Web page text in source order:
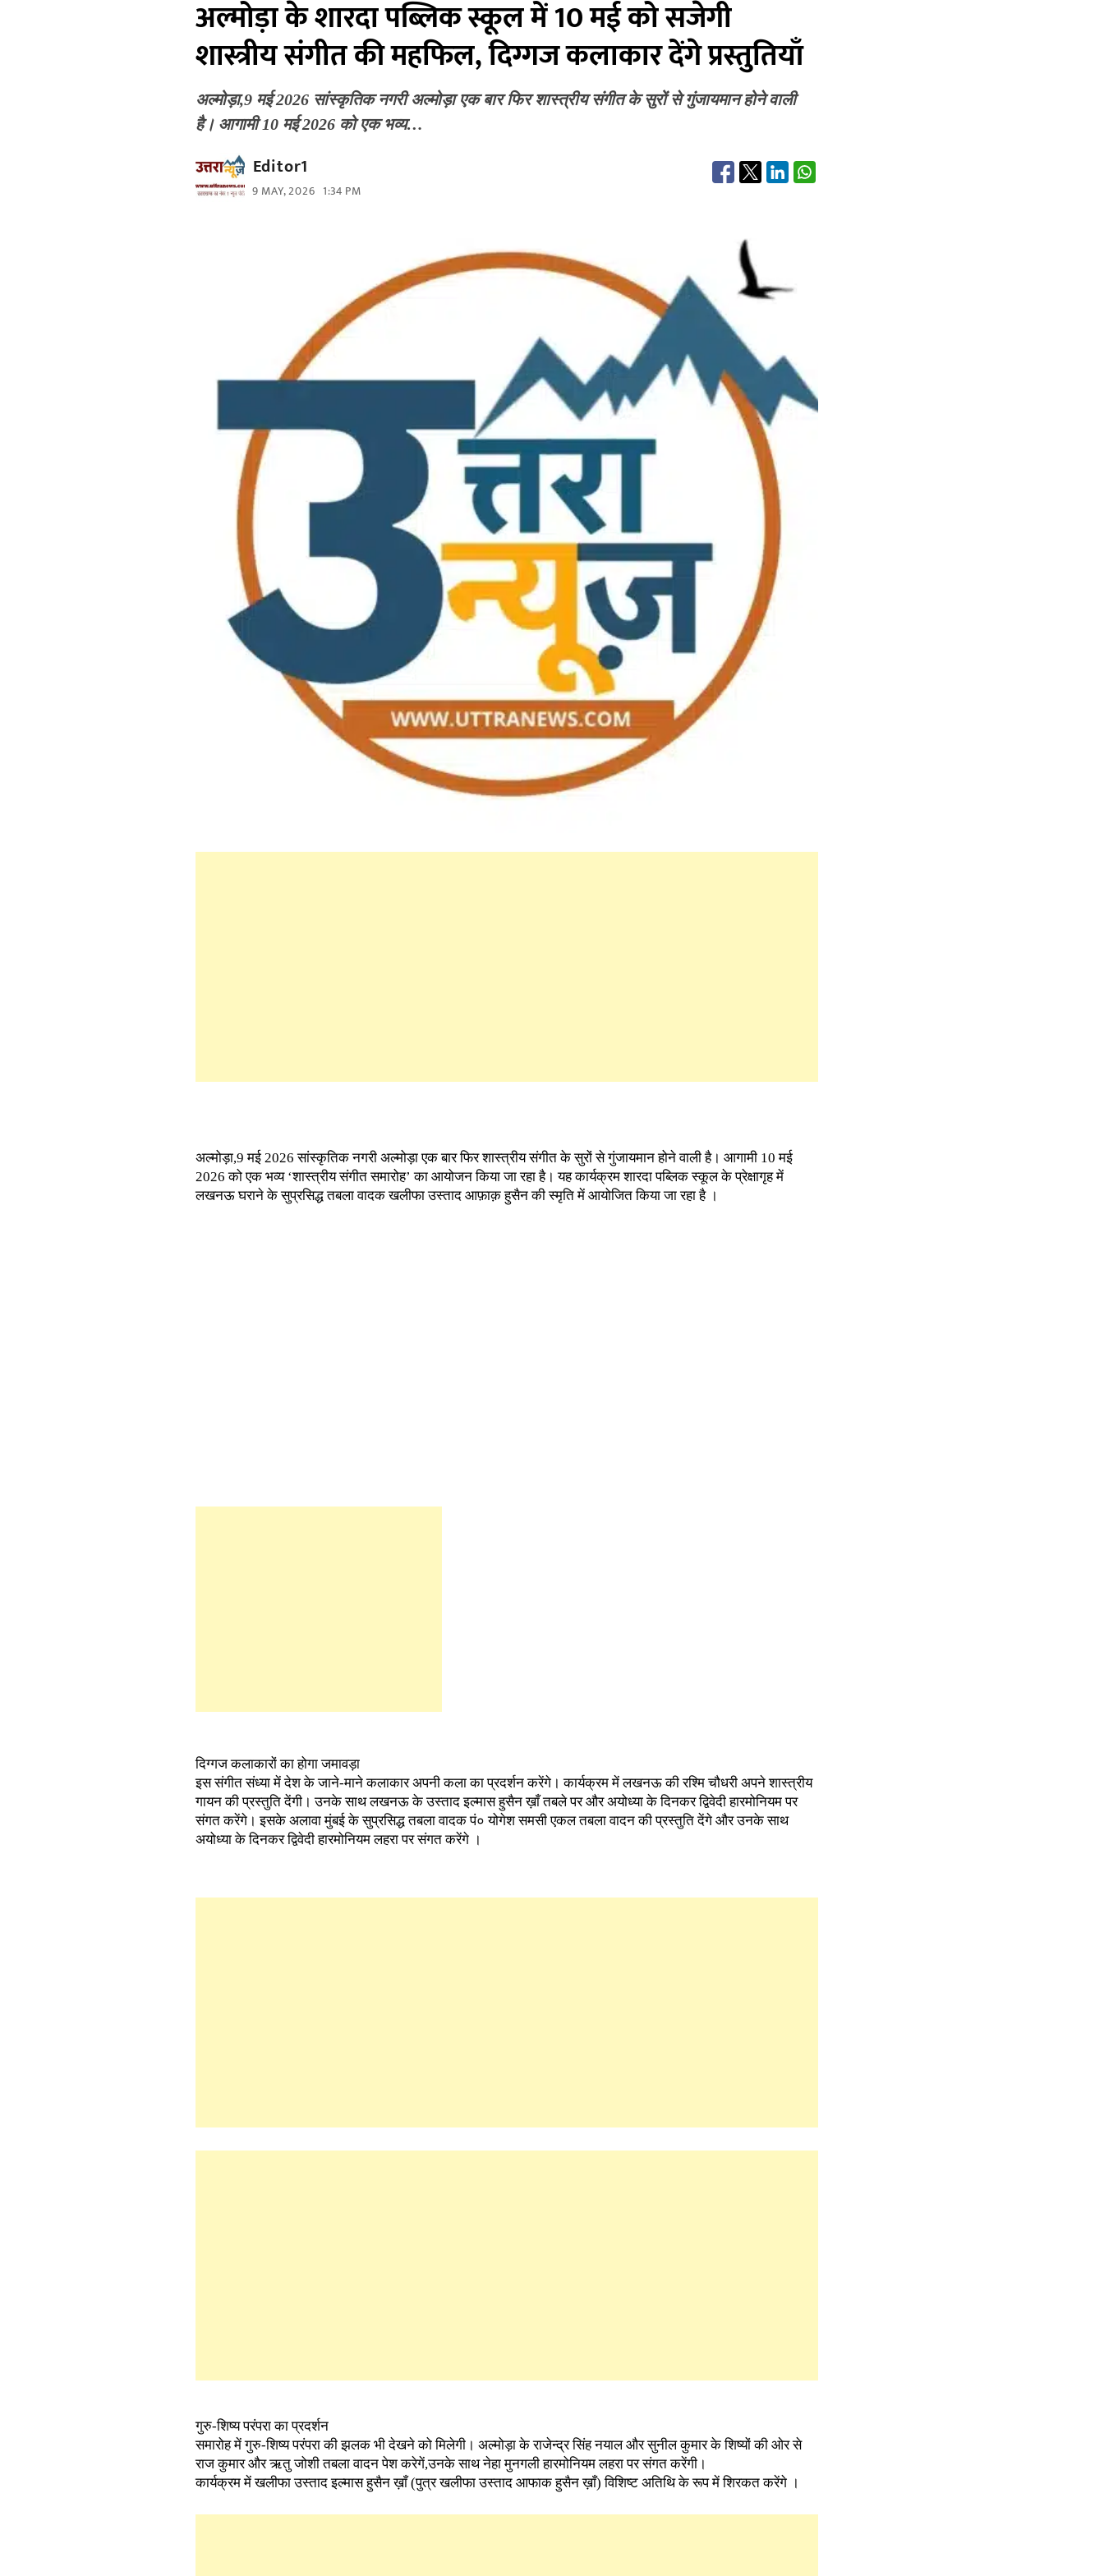
अल्मोड़ा के शारदा पब्लिक स्कूल में 10 मई को सजेगी
शास्त्रीय संगीत की महफिल, दिग्गज कलाकार देंगे प्रस्तुतियाँ
अल्मोड़ा,9 मई 2026 सांस्कृतिक नगरी अल्मोड़ा एक बार फिर शास्त्रीय संगीत के सुरों से गुंजायमान होने वाली
है। आगामी 10 मई 2026 को एक भव्य…
Editor1
9 MAY, 2026 1:34 PM
अल्मोड़ा,9 मई 2026 सांस्कृतिक नगरी अल्मोड़ा एक बार फिर शास्त्रीय संगीत के सुरों से गुंजायमान होने वाली है। आगामी 10 मई
2026 को एक भव्य ‘शास्त्रीय संगीत समारोह’ का आयोजन किया जा रहा है। यह कार्यक्रम शारदा पब्लिक स्कूल के प्रेक्षागृह में
लखनऊ घराने के सुप्रसिद्ध तबला वादक खलीफा उस्ताद आफ़ाक़ हुसैन की स्मृति में आयोजित किया जा रहा है ।
दिग्गज कलाकारों का होगा जमावड़ा
इस संगीत संध्या में देश के जाने-माने कलाकार अपनी कला का प्रदर्शन करेंगे। कार्यक्रम में लखनऊ की रश्मि चौधरी अपने शास्त्रीय
गायन की प्रस्तुति देंगी। उनके साथ लखनऊ के उस्ताद इल्मास हुसैन ख़ाँ तबले पर और अयोध्या के दिनकर द्विवेदी हारमोनियम पर
संगत करेंगे। इसके अलावा मुंबई के सुप्रसिद्ध तबला वादक पं० योगेश समसी एकल तबला वादन की प्रस्तुति देंगे और उनके साथ
अयोध्या के दिनकर द्विवेदी हारमोनियम लहरा पर संगत करेंगे ।
गुरु-शिष्य परंपरा का प्रदर्शन
समारोह में गुरु-शिष्य परंपरा की झलक भी देखने को मिलेगी। अल्मोड़ा के राजेन्द्र सिंह नयाल और सुनील कुमार के शिष्यों की ओर से
राज कुमार और ऋतु जोशी तबला वादन पेश करेगें,उनके साथ नेहा मुनगली हारमोनियम लहरा पर संगत करेंगी।
कार्यक्रम में खलीफा उस्ताद इल्मास हुसैन ख़ाँ (पुत्र खलीफा उस्ताद आफाक हुसैन ख़ाँ) विशिष्ट अतिथि के रूप में शिरकत करेंगे ।